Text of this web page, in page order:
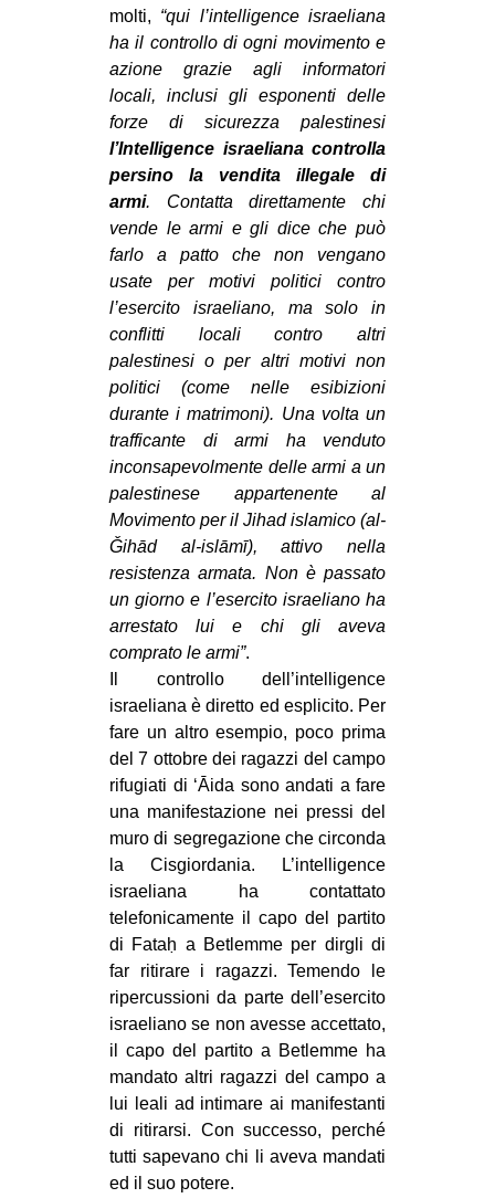
molti, “qui l’intelligence israeliana
ha il controllo di ogni movimento e
azione grazie agli informatori
locali, inclusi gli esponenti delle
forze di sicurezza palestinesi
l’Intelligence israeliana controlla
persino la vendita illegale di
armi. Contatta direttamente chi
vende le armi e gli dice che può
farlo a patto che non vengano
usate per motivi politici contro
l’esercito israeliano, ma solo in
conflitti locali contro altri
palestinesi o per altri motivi non
politici (come nelle esibizioni
durante i matrimoni). Una volta un
trafficante di armi ha venduto
inconsapevolmente delle armi a un
palestinese appartenente al
Movimento per il Jihad islamico (al-
Ǧihād al-islāmī), attivo nella
resistenza armata. Non è passato
un giorno e l’esercito israeliano ha
arrestato lui e chi gli aveva
comprato le armi”.
Il controllo dell’intelligence
israeliana è diretto ed esplicito. Per
fare un altro esempio, poco prima
del 7 ottobre dei ragazzi del campo
rifugiati di ‘Āida sono andati a fare
una manifestazione nei pressi del
muro di segregazione che circonda
la Cisgiordania. L’intelligence
israeliana ha contattato
telefonicamente il capo del partito
di Fataḥ a Betlemme per dirgli di
far ritirare i ragazzi. Temendo le
ripercussioni da parte dell’esercito
israeliano se non avesse accettato,
il capo del partito a Betlemme ha
mandato altri ragazzi del campo a
lui leali ad intimare ai manifestanti
di ritirarsi. Con successo, perché
tutti sapevano chi li aveva mandati
ed il suo potere.